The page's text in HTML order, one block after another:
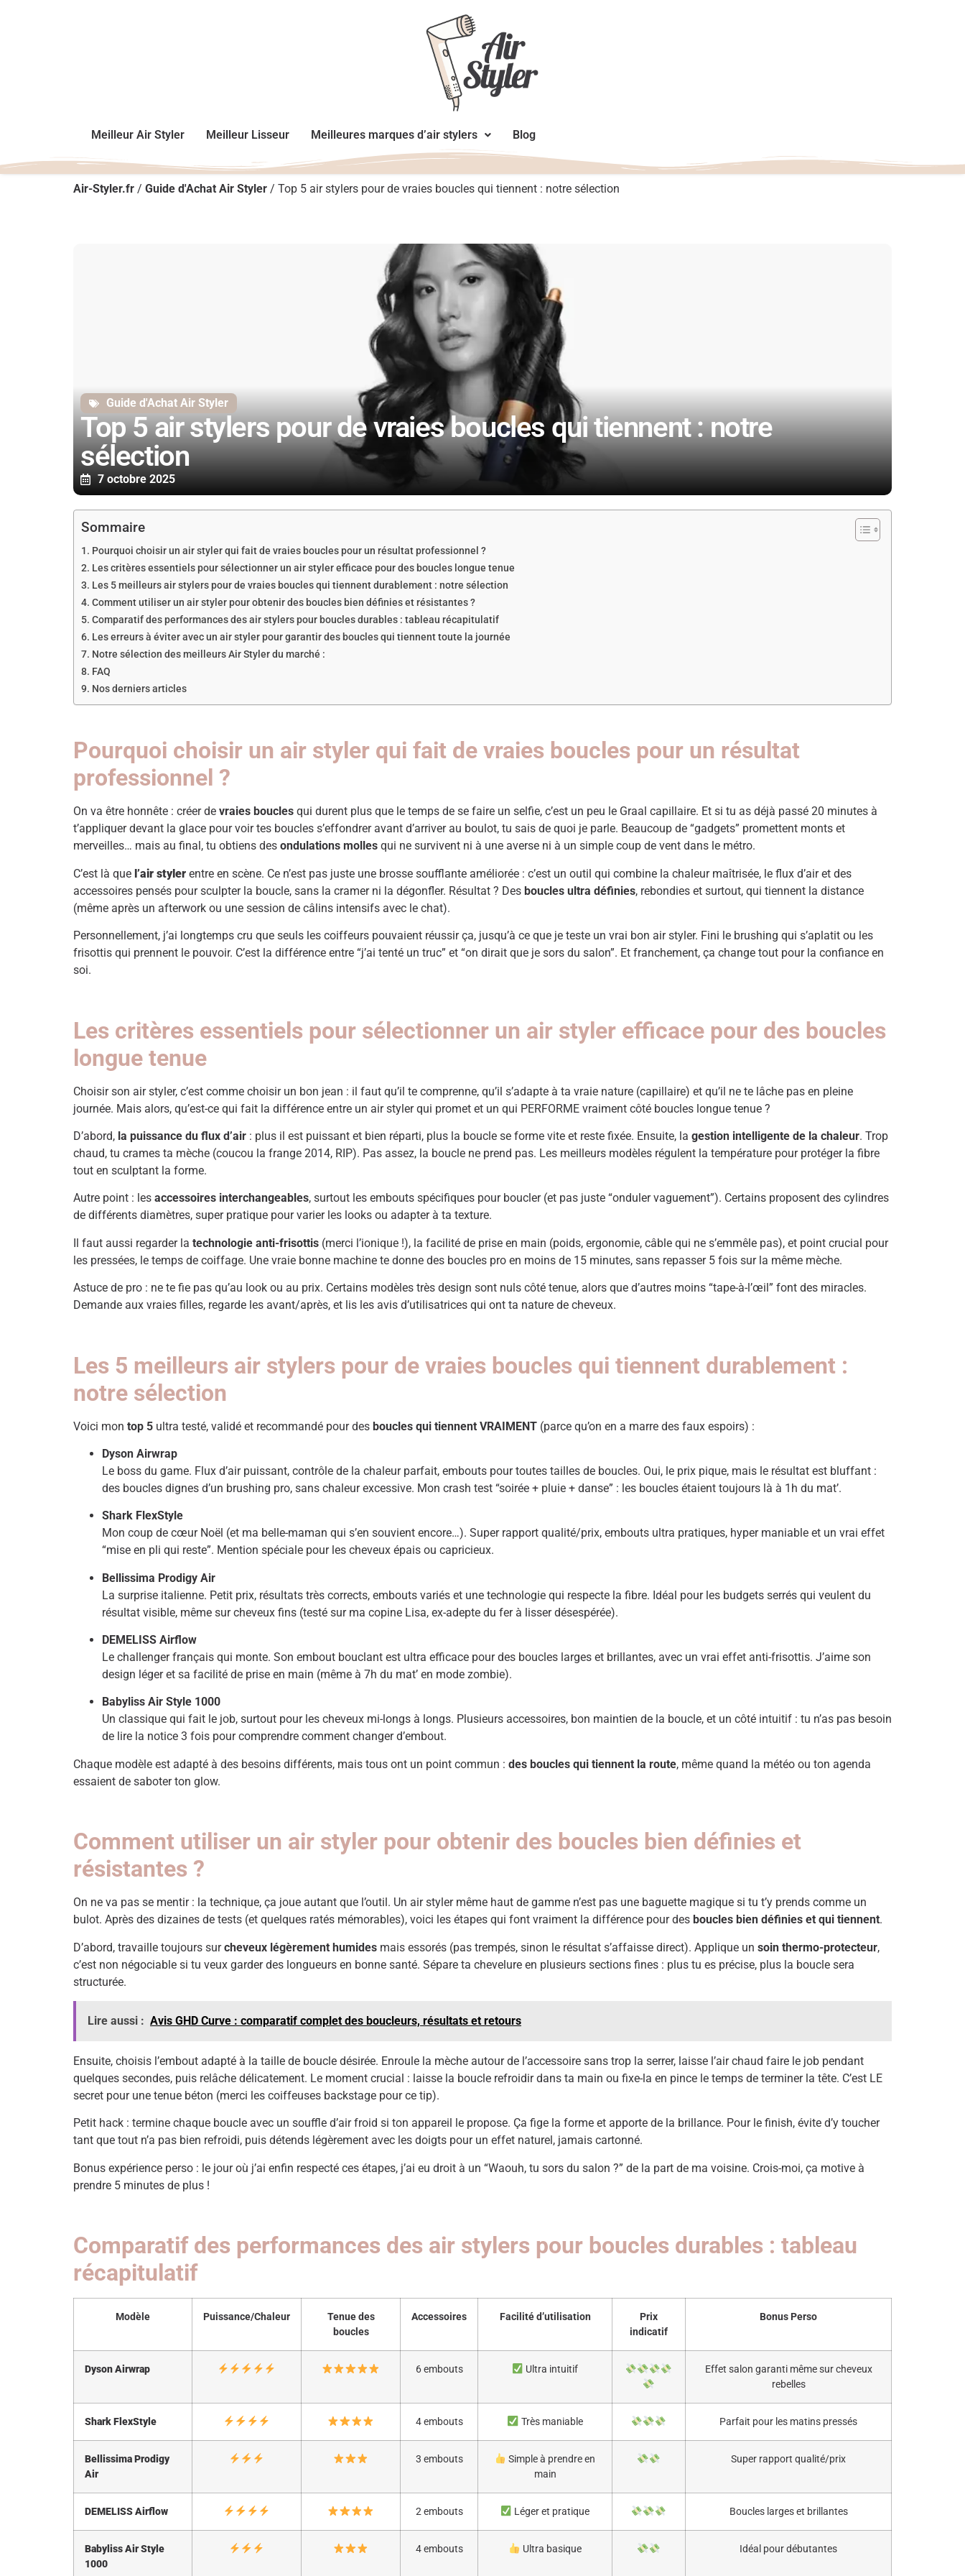
Meilleur Air Styler Meilleur Lisseur Meilleures marques d’air stylers Blog
Air-Styler.fr / Guide d'Achat Air Styler / Top 5 air stylers pour de vraies boucles qui tiennent : notre sélection
Guide d'Achat Air Styler
Top 5 air stylers pour de vraies boucles qui tiennent : notre
sélection
7 octobre 2025
Sommaire
Pourquoi choisir un air styler qui fait de vraies boucles pour un résultat professionnel ?
Les critères essentiels pour sélectionner un air styler efficace pour des boucles longue tenue
Les 5 meilleurs air stylers pour de vraies boucles qui tiennent durablement : notre sélection
Comment utiliser un air styler pour obtenir des boucles bien définies et résistantes ?
Comparatif des performances des air stylers pour boucles durables : tableau récapitulatif
Les erreurs à éviter avec un air styler pour garantir des boucles qui tiennent toute la journée
Notre sélection des meilleurs Air Styler du marché :
FAQ
Nos derniers articles
Pourquoi choisir un air styler qui fait de vraies boucles pour un résultat
professionnel ?
On va être honnête : créer de vraies boucles qui durent plus que le temps de se faire un selfie, c’est un peu le Graal capillaire. Et si tu as déjà passé 20 minutes à
t’appliquer devant la glace pour voir tes boucles s’effondrer avant d’arriver au boulot, tu sais de quoi je parle. Beaucoup de “gadgets” promettent monts et
merveilles… mais au final, tu obtiens des ondulations molles qui ne survivent ni à une averse ni à un simple coup de vent dans le métro.
C’est là que l’air styler entre en scène. Ce n’est pas juste une brosse soufflante améliorée : c’est un outil qui combine la chaleur maîtrisée, le flux d’air et des
accessoires pensés pour sculpter la boucle, sans la cramer ni la dégonfler. Résultat ? Des boucles ultra définies, rebondies et surtout, qui tiennent la distance
(même après un afterwork ou une session de câlins intensifs avec le chat).
Personnellement, j’ai longtemps cru que seuls les coiffeurs pouvaient réussir ça, jusqu’à ce que je teste un vrai bon air styler. Fini le brushing qui s’aplatit ou les
frisottis qui prennent le pouvoir. C’est la différence entre “j’ai tenté un truc” et “on dirait que je sors du salon”. Et franchement, ça change tout pour la confiance en
soi.
Les critères essentiels pour sélectionner un air styler efficace pour des boucles
longue tenue
Choisir son air styler, c’est comme choisir un bon jean : il faut qu’il te comprenne, qu’il s’adapte à ta vraie nature (capillaire) et qu’il ne te lâche pas en pleine
journée. Mais alors, qu’est-ce qui fait la différence entre un air styler qui promet et un qui PERFORME vraiment côté boucles longue tenue ?
D’abord, la puissance du flux d’air : plus il est puissant et bien réparti, plus la boucle se forme vite et reste fixée. Ensuite, la gestion intelligente de la chaleur. Trop
chaud, tu crames ta mèche (coucou la frange 2014, RIP). Pas assez, la boucle ne prend pas. Les meilleurs modèles régulent la température pour protéger la fibre
tout en sculptant la forme.
Autre point : les accessoires interchangeables, surtout les embouts spécifiques pour boucler (et pas juste “onduler vaguement”). Certains proposent des cylindres
de différents diamètres, super pratique pour varier les looks ou adapter à ta texture.
Il faut aussi regarder la technologie anti-frisottis (merci l’ionique !), la facilité de prise en main (poids, ergonomie, câble qui ne s’emmêle pas), et point crucial pour
les pressées, le temps de coiffage. Une vraie bonne machine te donne des boucles pro en moins de 15 minutes, sans repasser 5 fois sur la même mèche.
Astuce de pro : ne te fie pas qu’au look ou au prix. Certains modèles très design sont nuls côté tenue, alors que d’autres moins “tape-à-l’œil” font des miracles.
Demande aux vraies filles, regarde les avant/après, et lis les avis d’utilisatrices qui ont ta nature de cheveux.
Les 5 meilleurs air stylers pour de vraies boucles qui tiennent durablement :
notre sélection
Voici mon top 5 ultra testé, validé et recommandé pour des boucles qui tiennent VRAIMENT (parce qu’on en a marre des faux espoirs) :
Dyson Airwrap
Le boss du game. Flux d’air puissant, contrôle de la chaleur parfait, embouts pour toutes tailles de boucles. Oui, le prix pique, mais le résultat est bluffant :
des boucles dignes d’un brushing pro, sans chaleur excessive. Mon crash test “soirée + pluie + danse” : les boucles étaient toujours là à 1h du mat’.
Shark FlexStyle
Mon coup de cœur Noël (et ma belle-maman qui s’en souvient encore…). Super rapport qualité/prix, embouts ultra pratiques, hyper maniable et un vrai effet
“mise en pli qui reste”. Mention spéciale pour les cheveux épais ou capricieux.
Bellissima Prodigy Air
La surprise italienne. Petit prix, résultats très corrects, embouts variés et une technologie qui respecte la fibre. Idéal pour les budgets serrés qui veulent du
résultat visible, même sur cheveux fins (testé sur ma copine Lisa, ex-adepte du fer à lisser désespérée).
DEMELISS Airflow
Le challenger français qui monte. Son embout bouclant est ultra efficace pour des boucles larges et brillantes, avec un vrai effet anti-frisottis. J’aime son
design léger et sa facilité de prise en main (même à 7h du mat’ en mode zombie).
Babyliss Air Style 1000
Un classique qui fait le job, surtout pour les cheveux mi-longs à longs. Plusieurs accessoires, bon maintien de la boucle, et un côté intuitif : tu n’as pas besoin
de lire la notice 3 fois pour comprendre comment changer d’embout.
Chaque modèle est adapté à des besoins différents, mais tous ont un point commun : des boucles qui tiennent la route, même quand la météo ou ton agenda
essaient de saboter ton glow.
Comment utiliser un air styler pour obtenir des boucles bien définies et
résistantes ?
On ne va pas se mentir : la technique, ça joue autant que l’outil. Un air styler même haut de gamme n’est pas une baguette magique si tu t’y prends comme un
bulot. Après des dizaines de tests (et quelques ratés mémorables), voici les étapes qui font vraiment la différence pour des boucles bien définies et qui tiennent.
D’abord, travaille toujours surcheveux légèrement humides mais essorés (pas trempés, sinon le résultat s’affaisse direct). Applique un soin thermo-protecteur,
c’est non négociable si tu veux garder des longueurs en bonne santé. Sépare ta chevelure en plusieurs sections fines : plus tu es précise, plus la boucle sera
structurée.
Lire aussi : Avis GHD Curve : comparatif complet des boucleurs, résultats et retours
Ensuite, choisis l’embout adapté à la taille de boucle désirée. Enroule la mèche autour de l’accessoire sans trop la serrer, laisse l’air chaud faire le job pendant
quelques secondes, puis relâche délicatement. Le moment crucial : laisse la boucle refroidir dans ta main ou fixe-la en pince le temps de terminer la tête. C’est LE
secret pour une tenue béton (merci les coiffeuses backstage pour ce tip).
Petit hack : termine chaque boucle avec un souffle d’air froid si ton appareil le propose. Ça fige la forme et apporte de la brillance. Pour le finish, évite d’y toucher
tant que tout n’a pas bien refroidi, puis détends légèrement avec les doigts pour un effet naturel, jamais cartonné.
Bonus expérience perso : le jour où j’ai enfin respecté ces étapes, j’ai eu droit à un “Waouh, tu sors du salon ?” de la part de ma voisine. Crois-moi, ça motive à
prendre 5 minutes de plus !
Comparatif des performances des air stylers pour boucles durables : tableau
récapitulatif
Modèle Puissance/Chaleur
Tenue des
boucles
Accessoires Facilité d’utilisation
Prix
indicatif
Bonus Perso
Dyson Airwrap 6 embouts Ultra intuitif
Effet salon garanti même sur cheveux
rebelles
Shark FlexStyle 4 embouts Très maniable Parfait pour les matins pressés
Bellissima Prodigy
Air
3 embouts
Simple à prendre en
main
Super rapport qualité/prix
DEMELISS Airflow 2 embouts Léger et pratique Boucles larges et brillantes
Babyliss Air Style
1000
4 embouts Ultra basique Idéal pour débutantes